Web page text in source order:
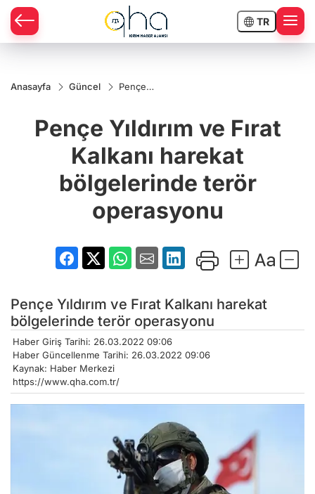
TR
Anasayfa Güncel
Pençe
harekat
bölgelerinde
operasyonu
Pençe Yıldırım ve Fırat
Kalkanı harekat
bölgelerinde terör
operasyonu
Pençe Yıldırım ve Fırat Kalkanı harekat
bölgelerinde terör operasyonu
Haber Giriş Tarihi: 26.03.2022 09:06
Haber Güncellenme Tarihi: 26.03.2022 09:06
Kaynak: Haber Merkezi
https://www.qha.com.tr/